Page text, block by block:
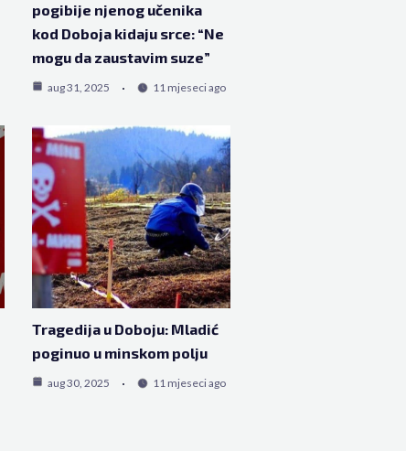
pogibije njenog učenika
kod Doboja kidaju srce: “Ne
mogu da zaustavim suze”
aug 31, 2025 11 mjeseci ago
Tragedija u Doboju: Mladić
poginuo u minskom polju
aug 30, 2025 11 mjeseci ago